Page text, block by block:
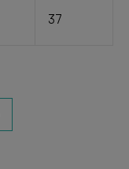
37